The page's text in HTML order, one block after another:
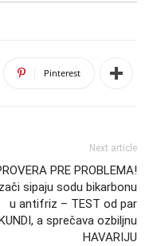
Pinterest
Next article
PRE PROBLEMA!
sipaju sodu bikarbonu
u antifriz – TEST od par
a sprečava ozbiljnu
HAVARIJU